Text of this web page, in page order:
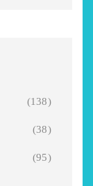
(138)
(38)
(95)